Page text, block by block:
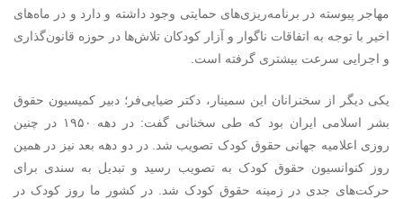
مهاجر پیوسته در برنامه‌ریزی‌های حمایتی وجود داشته و دارد و در ماه‌های
اخیر با توجه به اتفاقات ناگوار و آزار کودکان تلاش‌ها در حوزه قانون‌گذاری
و اجرایی سرعت بیشتری گرفته است.
یکی دیگر از سخنرانان این سمینار، دکتر ضیایی‌فر؛ دبیر کمیسیون حقوق
بشر اسلامی ایران بود که طی سخنانی گفت: در دهه ۱۹۵۰ در چنین
روزی اعلامیه جهانی حقوق کودک تصویب شد. در دو دهه بعد نیز در همین
روز کنوانسیون حقوق کودک به تصویب رسید و تبدیل به سندی برای
حرکت‌های جدی در زمینه حقوق کودک شد. در کشور ما روز کودک در